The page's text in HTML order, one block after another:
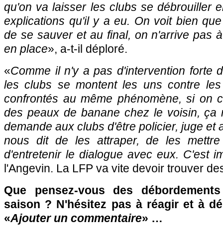
qu'on va laisser les clubs se débrouiller
explications qu'il y a eu. On voit bien
de se sauver et au final, on n'arrive pas
en place», a-t-il déploré.
«Comme il n'y a pas d'intervention forte
les clubs se montent les uns contre
confrontés au même phénomène, si on
des peaux de banane chez le voisin, ça
demande aux clubs d'être policier, juge et
nous dit de les attraper, de les
d'entretenir le dialogue avec eux. C'est
l'Angevin. La LFP va vite devoir trouver
Que pensez-vous des
saison ? N'hésitez pas à réagir et à
«Ajouter un commentaire» …